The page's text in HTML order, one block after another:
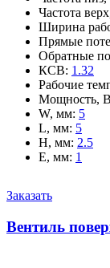
Частота
Ширина
Прямые
Обратные
КСВ: 1.32
Рабочие
Мощность,
W, мм: 5
L, мм: 5
H, мм: 2.5
E, мм: 1
Заказать
Вентиль